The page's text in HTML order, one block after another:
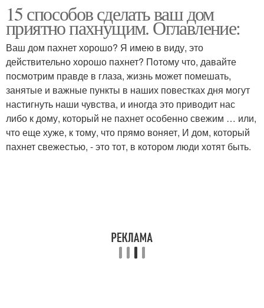
15 способов сделать ваш дом
приятно пахнущим. Оглавление:
Ваш дом пахнет хорошо? Я имею в виду, это
действительно хорошо пахнет? Потому что, давайте
посмотрим правде в глаза, жизнь может помешать,
занятые и важные пункты в наших повестках дня могут
настигнуть наши чувства, и иногда это приводит нас
либо к дому, который не пахнет особенно свежим … или,
что еще хуже, к тому, что прямо воняет, И дом, который
пахнет свежестью, - это тот, в котором люди хотят быть.